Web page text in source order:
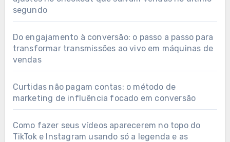
segundo
Do engajamento à conversão: o passo a passo para
transformar transmissões ao vivo em máquinas de
vendas
Curtidas não pagam contas: o método de
marketing de influência focado em conversão
Como fazer seus vídeos aparecerem no topo do
TikTok e Instagram usando só a legenda e as